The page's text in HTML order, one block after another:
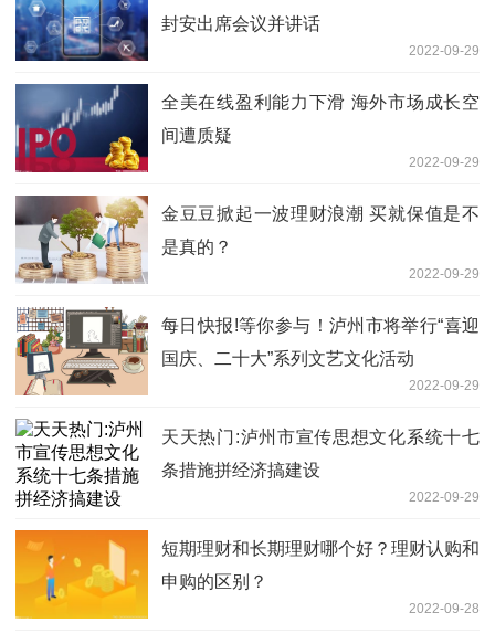
封安出席会议并讲话
2022-09-29
全美在线盈利能力下滑 海外市场成长空
间遭质疑
2022-09-29
金豆豆掀起一波理财浪潮 买就保值是不
是真的？
2022-09-29
每日快报!等你参与！泸州市将举行“喜迎
国庆、二十大”系列文艺文化活动
2022-09-29
天天热门:泸州市宣传思想文化系统十七
条措施拼经济搞建设
2022-09-29
短期理财和长期理财哪个好？理财认购和
申购的区别？
2022-09-28